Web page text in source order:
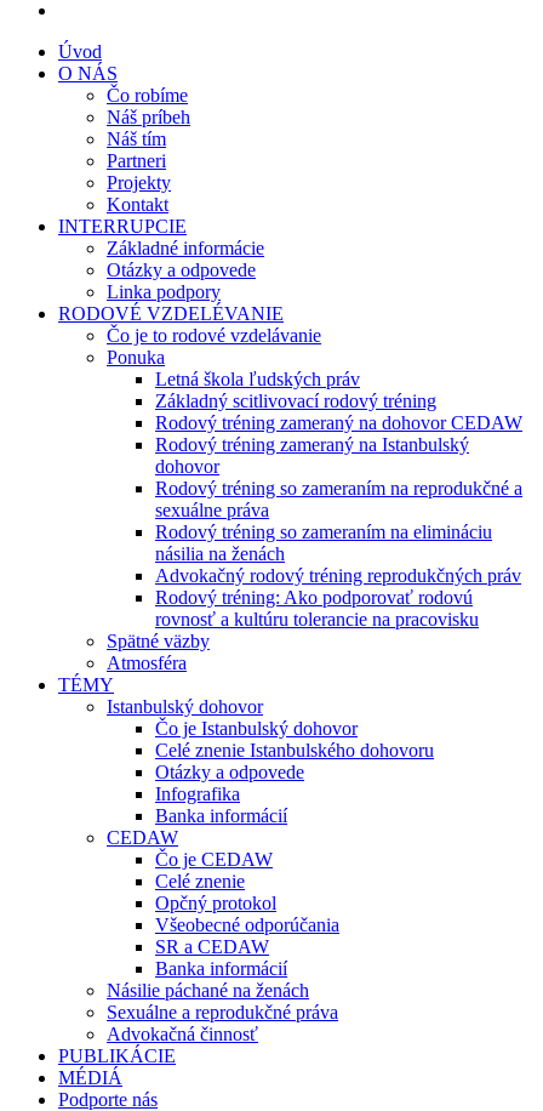
Úvod
O NÁS
Čo robíme
Náš príbeh
Náš tím
Partneri
Projekty
Kontakt
INTERRUPCIE
Základné informácie
Otázky a odpovede
Linka podpory
RODOVÉ VZDELÉVANIE
Čo je to rodové vzdelávanie
Ponuka
Letná škola ľudských práv
Základný scitlivovací rodový tréning
Rodový tréning zameraný na dohovor CEDAW
Rodový tréning zameraný na Istanbulský
dohovor
Rodový tréning so zameraním na reprodukčné a
sexuálne práva
Rodový tréning so zameraním na elimináciu
násilia na ženách
Advokačný rodový tréning reprodukčných práv
Rodový tréning: Ako podporovať rodovú
rovnosť a kultúru tolerancie na pracovisku
Spätné väzby
Atmosféra
TÉMY
Istanbulský dohovor
Čo je Istanbulský dohovor
Celé znenie Istanbulského dohovoru
Otázky a odpovede
Infografika
Banka informácií
CEDAW
Čo je CEDAW
Celé znenie
Opčný protokol
Všeobecné odporúčania
SR a CEDAW
Banka informácií
Násilie páchané na ženách
Sexuálne a reprodukčné práva
Advokačná činnosť
PUBLIKÁCIE
MÉDIÁ
Podporte nás